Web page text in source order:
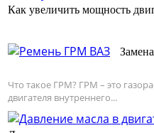
Как увеличить мощность
Что такое ГРМ? ГРМ – это
двигателя внутреннего...